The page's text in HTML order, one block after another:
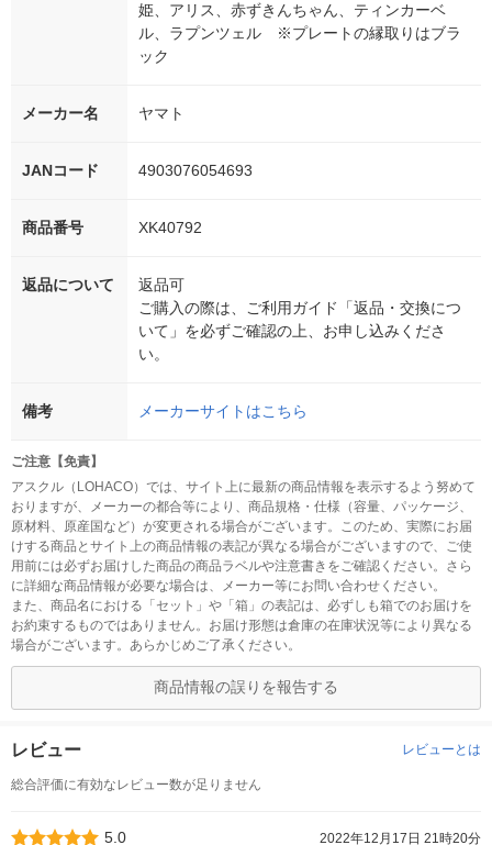
姫、アリス、赤ずきんちゃん、ティンカーベ
ル、ラプンツェル ※プレートの縁取りはブラ
ック
メーカー名 ヤマト
JANコード 4903076054693
商品番号 XK40792
返品について
返品可
ご購入の際は、ご利用ガイド「返品・交換につ
いて」を必ずご確認の上、お申し込みくださ
い。
備考 メーカーサイトはこちら
ご注意【免責】
アスクル（LOHACO）では、サイト上に最新の商品情報を表示するよう努めて
おりますが、メーカーの都合等により、商品規格・仕様（容量、パッケージ、
原材料、原産国など）が変更される場合がございます。このため、実際にお届
けする商品とサイト上の商品情報の表記が異なる場合がございますので、ご使
用前には必ずお届けした商品の商品ラベルや注意書きをご確認ください。さら
に詳細な商品情報が必要な場合は、メーカー等にお問い合わせください。
また、商品名における「セット」や「箱」の表記は、必ずしも箱でのお届けを
お約束するものではありません。お届け形態は倉庫の在庫状況等により異なる
場合がございます。あらかじめご了承ください。
商品情報の誤りを報告する
レビュー レビューとは
総合評価に有効なレビュー数が足りません
5.0
2022年12月17日 21時20分